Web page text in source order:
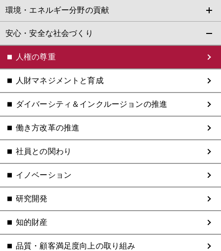
環境・エネルギー分野の貢献
安心・安全な社会づくり
人権の尊重
人財マネジメントと育成
ダイバーシティ＆インクルージョンの推進
働き方改革の推進
社員との関わり
イノベーション
研究開発
知的財産
品質・顧客満足度向上の取り組み